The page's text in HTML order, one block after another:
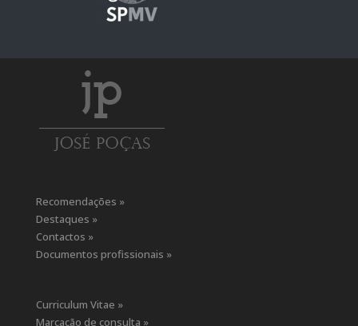
Recomendações »
Destaques »
Contactos »
Documentos profissionais »
Curriculum Vitae »
Marcação de consulta »